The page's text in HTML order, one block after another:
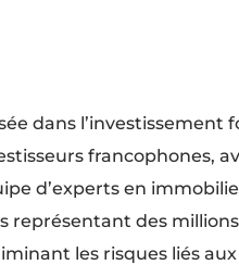
dans l’investissement
francophones,
d’experts en
représentant des
les risques liés